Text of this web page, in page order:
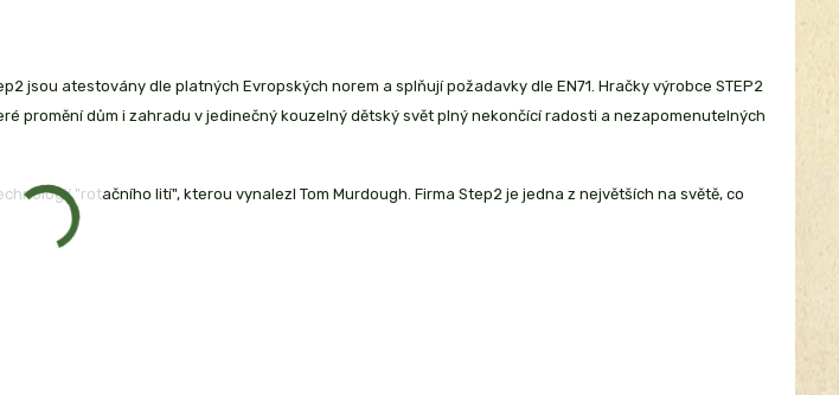
jsou atestovány dle platných Evropských norem a splňují požadavky dle EN71. Hračky výrobce STEP2
promění dům i zahradu v jedinečný kouzelný dětský svět plný nekončící radosti a nezapomenutelných
"rotačního lití", kterou vynalezl Tom Murdough. Firma Step2 je jedna z největších na světě, co